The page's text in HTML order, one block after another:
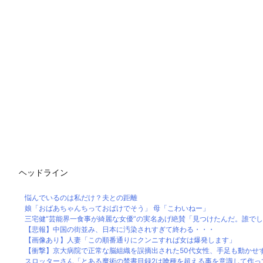
ヘッドライン
悩んでいるのは私だけ？夫との距離
娘「おばあちゃんちっておばけでそう」 母「こわいねー」
三宅健”芸能界一食事が綺麗な女優”の実名あげ絶賛「見つけたんだ。誰でし
【悲報】中国の街並み、日本に汚染されすぎて終わる・・・
【画像あり】人妻「この順番通りにクンニすれば女は爆発します」
【衝撃】京大病院で正常な脳組織を誤摘出された50代女性、手足も動かせ
スロッターさん「とある魔術の禁書目録2は喰種を超える事を意識して作